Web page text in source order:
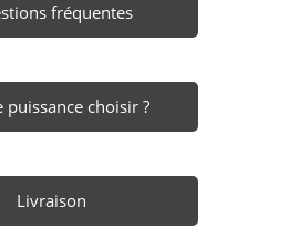
fréquentes
puissance choisir ?
Livraison